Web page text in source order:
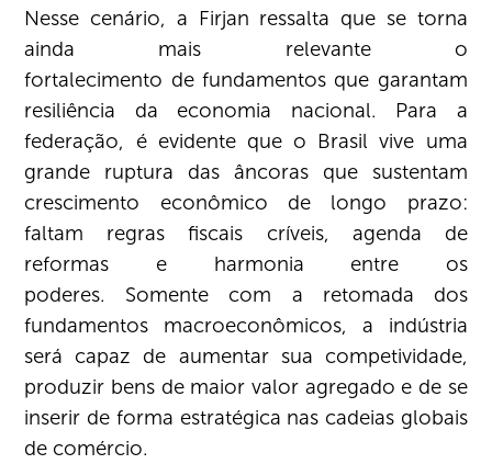
Nesse cenário, a Firjan ressalta que se torna
ainda mais relevante o
fortalecimento de fundamentos que garantam
resiliência da economia nacional. Para a
federação, é evidente que o Brasil vive uma
grande ruptura das âncoras que sustentam
crescimento econômico de longo prazo:
faltam regras fiscais críveis, agenda de
reformas e harmonia entre os
poderes. Somente com a retomada dos
fundamentos macroeconômicos, a indústria
será capaz de aumentar sua competividade,
produzir bens de maior valor agregado e de se
inserir de forma estratégica nas cadeias globais
de comércio.